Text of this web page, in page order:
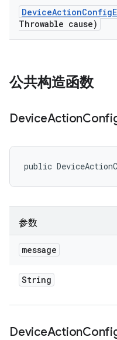
DeviceActionConfig
Throwable cause)
公共构造函数
DeviceAction
public
参数
message
String
DeviceAction